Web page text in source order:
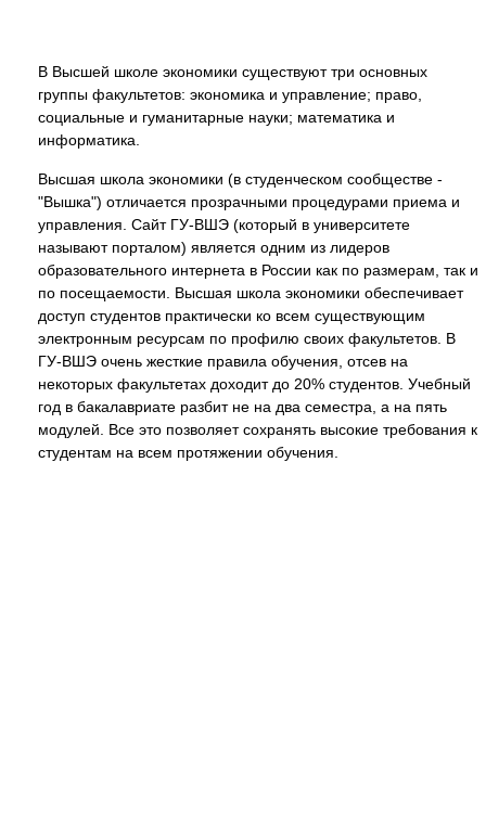
В Высшей школе экономики существуют три основных
группы факультетов: экономика и управление; право,
социальные и гуманитарные науки; математика и
информатика.
Высшая школа экономики (в студенческом сообществе -
"Вышка") отличается прозрачными процедурами приема и
управления. Сайт ГУ-ВШЭ (который в университете
называют порталом) является одним из лидеров
образовательного интернета в России как по размерам, так и
по посещаемости. Высшая школа экономики обеспечивает
доступ студентов практически ко всем существующим
электронным ресурсам по профилю своих факультетов. В
ГУ-ВШЭ очень жесткие правила обучения, отсев на
некоторых факультетах доходит до 20% студентов. Учебный
год в бакалавриате разбит не на два семестра, а на пять
модулей. Все это позволяет сохранять высокие требования к
студентам на всем протяжении обучения.